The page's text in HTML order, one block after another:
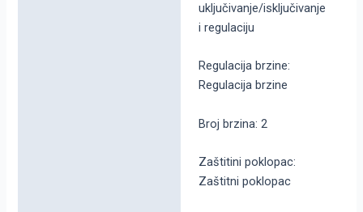
uključivanje/isključivanje
i regulaciju
Regulacija brzine:
Regulacija brzine
Broj brzina: 2
Zaštitini poklopac:
Zaštitni poklopac